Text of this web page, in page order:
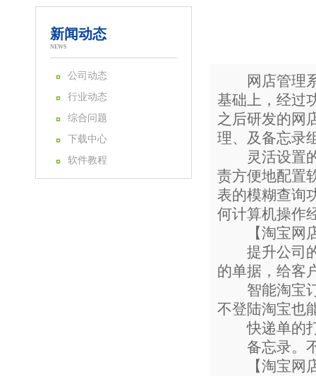
新闻动态
NEWS
公司动态
行业动态
综合问题
下载中心
软件教程
网店管理系
基础上，经过
之后研发的网
理、及备忘录
灵活设置的
责方便地配置
表的模糊查询
何计算机操作
【淘宝网店
提升公司的
的单据，给客
智能淘宝订
不登陆淘宝也
快递单的打
备忘录。不
【淘宝网店